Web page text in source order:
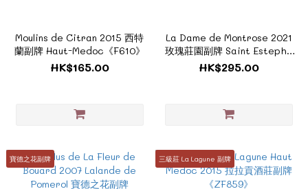
Moulins de Citran 2015 西特
蘭副牌 Haut-Medoc《F610》
HK$165.00
La Dame de Montrose 2021
玫瑰莊園副牌 Saint Estephe
《ZF635G》
HK$295.00
寶德之花副牌 三級莊 La Lagune 副牌